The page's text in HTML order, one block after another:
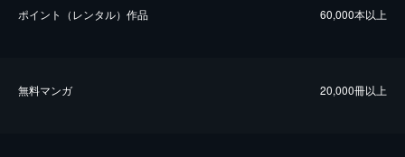
ポイント（レンタル）作品 60,000本以上
無料マンガ 20,000冊以上